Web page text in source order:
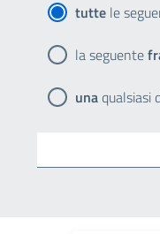
tutte le
la seguente
unaqualsiasi